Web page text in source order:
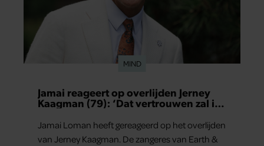
MIND
Jamai reageert op overlijden Jerney
Kaagman (79): ‘Dat vertrouwen zal ik
Jamai Loman heeft gereageerd op het overlijden
van Jerney Kaagman. De zangeres van Earth &